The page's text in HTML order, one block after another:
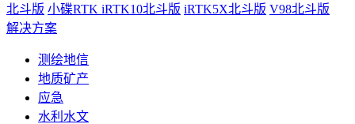
北斗版 小碟RTK iRTK10北斗版 iRTK5X北斗版 V98北斗版
解决方案
测绘地信
地质矿产
应急
水利水文